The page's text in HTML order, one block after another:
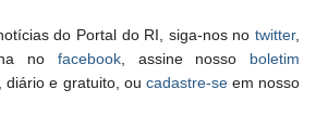
do Portal do RI, siga-nos no twitter,
no facebook, assine nosso boletim
, diário e gratuito, ou cadastre-seem nosso